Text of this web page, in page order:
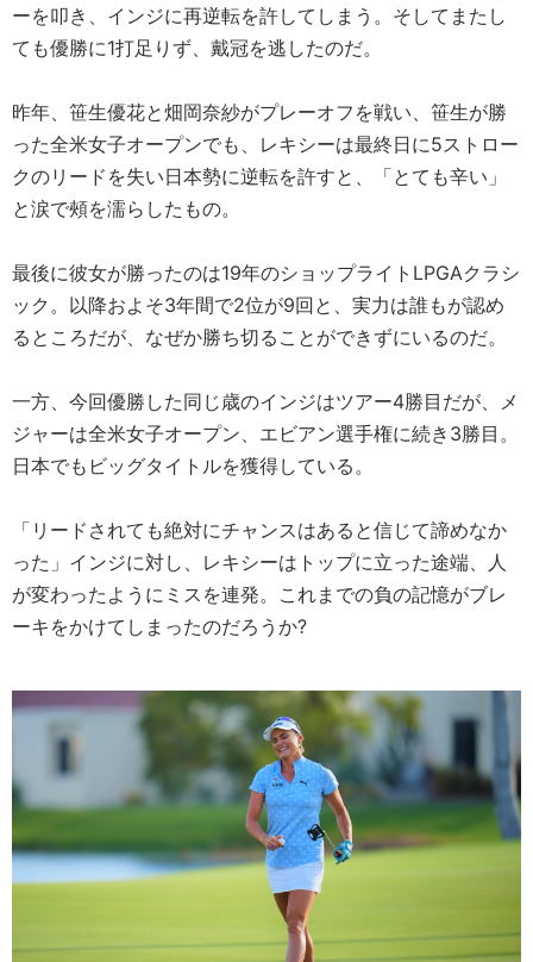
ーを叩き、インジに再逆転を許してしまう。そしてまたし
ても優勝に1打足りず、戴冠を逃したのだ。
昨年、笹生優花と畑岡奈紗がプレーオフを戦い、笹生が勝
った全米女子オープンでも、レキシーは最終日に5ストロー
クのリードを失い日本勢に逆転を許すと、「とても辛い」
と涙で頰を濡らしたもの。
最後に彼女が勝ったのは19年のショップライトLPGAクラシ
ック。以降およそ3年間で2位が9回と、実力は誰もが認め
るところだが、なぜか勝ち切ることができずにいるのだ。
一方、今回優勝した同じ歳のインジはツアー4勝目だが、メ
ジャーは全米女子オープン、エビアン選手権に続き3勝目。
日本でもビッグタイトルを獲得している。
「リードされても絶対にチャンスはあると信じて諦めなか
った」インジに対し、レキシーはトップに立った途端、人
が変わったようにミスを連発。これまでの負の記憶がブレ
ーキをかけてしまったのだろうか?